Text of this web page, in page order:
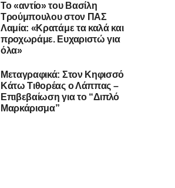
Το «αντίο» του Βασίλη
Τρούμπουλου στον ΠΑΣ
Λαμία: «Κρατάμε τα καλά και
προχωράμε. Ευχαριστώ για
όλα»
Μεταγραφικά: Στον Κηφισσό
Κάτω Τιθορέας ο Λάππας –
Επιβεβαίωση για το “Διπλό
Μαρκάρισμα”